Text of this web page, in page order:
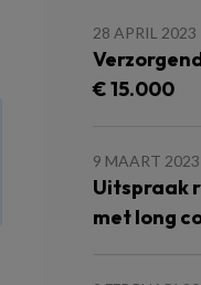
28 APRIL 2023
€ 15.000
9 MAART 2023
Uitspraak
met long